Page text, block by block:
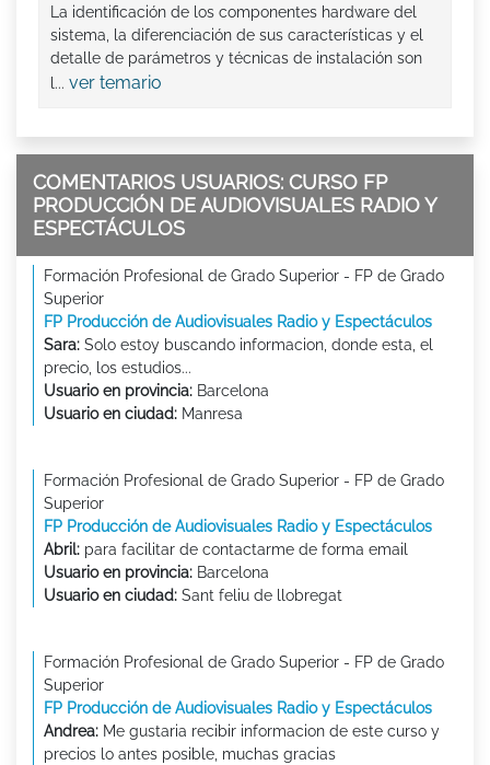
La identificación de los componentes hardware del
sistema, la diferenciación de sus características y el
detalle de parámetros y técnicas de instalación son
l... ver temario
COMENTARIOS USUARIOS: CURSO FP
PRODUCCIÓN DE AUDIOVISUALES RADIO Y
ESPECTÁCULOS
Formación Profesional de Grado Superior - FP de Grado
Superior
FP Producción de Audiovisuales Radio y Espectáculos
Sara: Solo estoy buscando informacion, donde esta, el
precio, los estudios...
Usuario en provincia: Barcelona
Usuario en ciudad: Manresa
Formación Profesional de Grado Superior - FP de Grado
Superior
FP Producción de Audiovisuales Radio y Espectáculos
Abril: para facilitar de contactarme de forma email
Usuario en provincia: Barcelona
Usuario en ciudad: Sant feliu de llobregat
Formación Profesional de Grado Superior - FP de Grado
Superior
FP Producción de Audiovisuales Radio y Espectáculos
Andrea: Me gustaria recibir informacion de este curso y
precios lo antes posible, muchas gracias